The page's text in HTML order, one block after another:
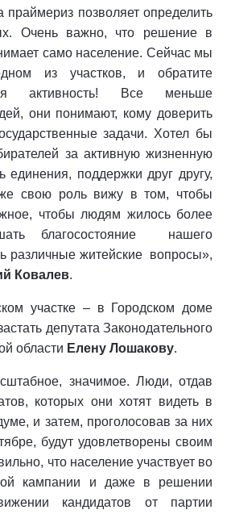
праймериз позволяет определить
Очень важно, что решение в
само население. Сейчас мы
из участков, и обратите
активность! Все меньше
они понимают, кому доверить
задачи. Хотел бы
за активную жизненную
единения, поддержки друг другу,
свою роль вижу в том, чтобы
чтобы людям жилось более
благосостояние нашего
различные житейские вопросы»,
Ковалев.
участке – в Городском доме
депутата Законодательного
области Елену Лошакову.
значимое. Люди, отдав
которых они хотят видеть в
и затем, проголосовав за них
будут удовлетворены своим
что население участвует во
кампании и даже в решении
кандидатов от партии